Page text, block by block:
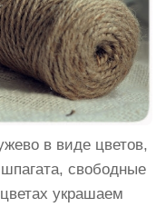
в виде цветов,
свободные
украшаем